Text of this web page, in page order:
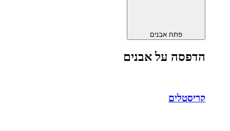
פתח אבנים
הדפסה על אבנים
קריסטלים